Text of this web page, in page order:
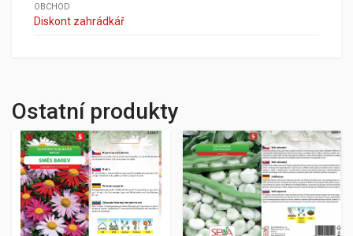
OBCHOD
Diskont zahrádkář
Ostatní produkty